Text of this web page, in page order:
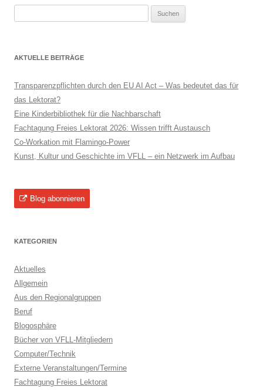
AKTUELLE BEITRÄGE
Transparenzpflichten durch den EU AI Act – Was bedeutet das für
das Lektorat?
Eine Kinderbibliothek für die Nachbarschaft
Fachtagung Freies Lektorat 2026: Wissen trifft Austausch
Co-Workation mit Flamingo-Power
Kunst, Kultur und Geschichte im VFLL – ein Netzwerk im Aufbau
Blog abonnieren
KATEGORIEN
Aktuelles
Allgemein
Aus den Regionalgruppen
Beruf
Blogosphäre
Bücher von VFLL-Mitgliedern
Computer/Technik
Externe Veranstaltungen/Termine
Fachtagung Freies Lektorat